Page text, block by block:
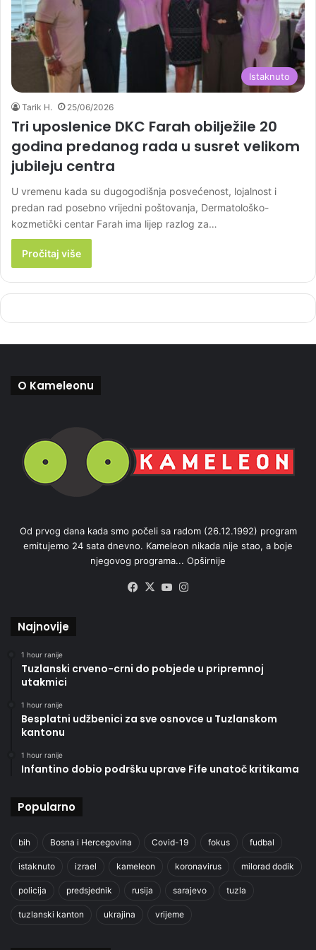
Istaknuto
Tarik H. 25/06/2026
Tri uposlenice DKC Farah obilježile 20
godina predanog rada u susret velikom
jubileju centra
U vremenu kada su dugogodišnja posvećenost, lojalnost i
predan rad posebno vrijedni poštovanja, Dermatološko-
kozmetički centar Farah ima lijep razlog za…
Pročitaj više
O Kameleonu
Od prvog dana kada smo počeli sa radom (26.12.1992) program
emitujemo 24 sata dnevno. Kameleon nikada nije stao, a boje
njegovog programa... Opširnije
Facebook
X YouTube
Najnovije
1 hour ranije
Tuzlanski crveno-crni do pobjede u pripremnoj
utakmici
1 hour ranije
Besplatni udžbenici za sve osnovce u Tuzlanskom
kantonu
1 hour ranije
Infantino dobio podršku uprave Fife unatoč kritikama
Popularno
bih Bosna i Hercegovina Covid-19 fokus fudbal
istaknuto izrael kameleon koronavirus milorad dodik
policija predsjednik rusija sarajevo tuzla
tuzlanski kanton ukrajina vrijeme